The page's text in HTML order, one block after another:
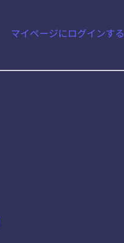
マイページにログインする